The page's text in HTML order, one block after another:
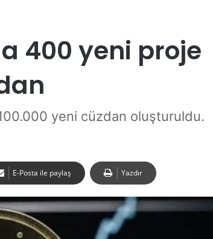
400 yeni proje
yeni cüzdan oluşturuldu.
E-Posta ile paylaş Yazdır